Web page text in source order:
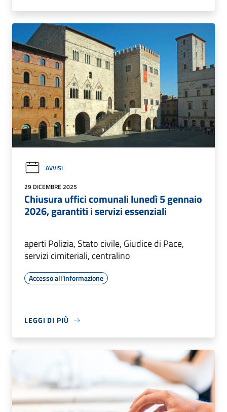
AVVISI
29 DICEMBRE 2025
Chiusura uffici comunali lunedì 5 gennaio
2026, garantiti i servizi essenziali
aperti Polizia, Stato civile, Giudice di Pace,
servizi cimiteriali, centralino
Accesso all'informazione
LEGGI DI PIÙ